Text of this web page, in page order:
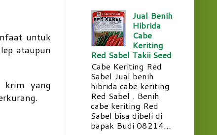
untuk
ataupun
krim yang
Jual Benih
Hibrida
Cabe
Keriting
Red Sabel Takii Seed
Cabe Keriting Red
Sabel Jual benih
hibrida cabe keriting
Red Sabel . Benih
cabe keriting Red
Sabel bisa dibeli di
bapak Budi 08214...